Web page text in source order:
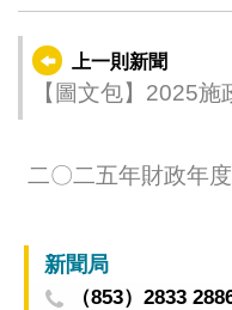
上一則新聞
【圖文包】2025
二〇二五年財政年
新聞局
（853）2833